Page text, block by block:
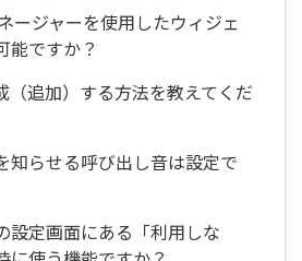
ージャーを使用したウィジェ
能ですか？
（追加）する方法を教えてくだ
知らせる呼び出し音は設定で
設定画面にある「利用しな